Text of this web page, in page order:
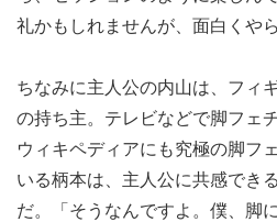
礼かもしれませんが、面白くや
ちなみに主人公の内山は、フィ
の持ち主。テレビなどで脚フェ
ウィキペディアにも究極の脚フ
いる柄本は、主人公に共感でき
だ。「そうなんですよ。僕、脚